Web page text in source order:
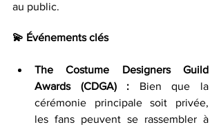
au public.
💫 Événements clés
The Costume Designers Guild
Awards (CDGA) : Bien que la
cérémonie principale soit privée,
les fans peuvent se rassembler à